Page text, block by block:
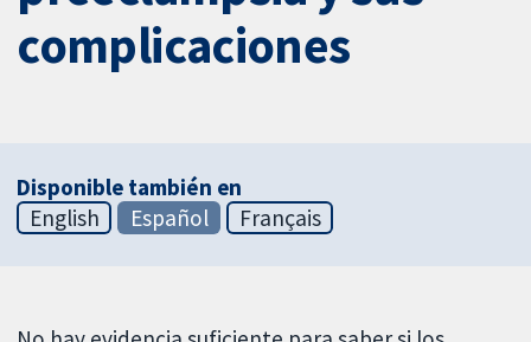
complicaciones
Disponible también en
English
Español Français